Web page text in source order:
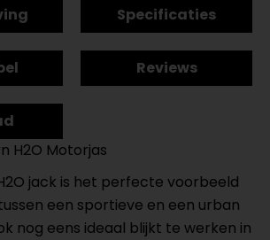
Specificaties
Reviews
H2O Motorjas
jack is het perfecte voorbeeld
een sportieve en een urban
nog eens ideaal blijkt te werken in